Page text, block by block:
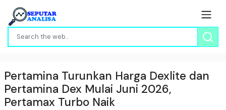
Pertamina Turunkan Harga Dexlite dan
Pertamina Dex Mulai Juni 2026,
Pertamax Turbo Naik